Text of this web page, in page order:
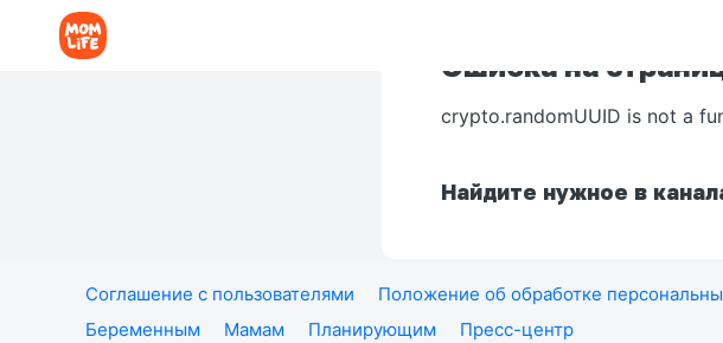
Ошибка на
crypto.randomUUID is not a
Найдите нужное в
Соглашение с пользователями Положение об обработке
Беременным
Мамам Планирующим Пресс-центр